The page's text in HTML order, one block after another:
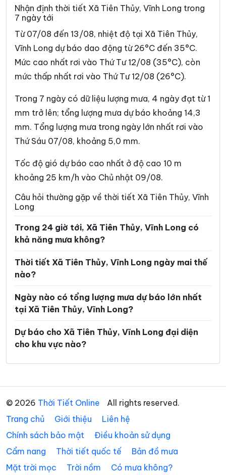
Xã Bình Đại Xã Bình Phú
Xã Bình Phước
Xã Cái Nhum Xã Càng Long
Xã Cầu Kè Xã Cầu Ngang
Xã Châu Hòa Xã Châu Hưng
Xã Châu Thành Xã Chợ Lách
Xã Đại An Xã Đại Điền
Xã Đôn Châu Xã Đông Hải
Xã Đồng Khởi Xã Giao Long
Xã Giồng Trôm Xã Hàm Giang
Xã Hiệp Mỹ Xã Hiếu Phụng
Xã Hòa Hiệp
Xã Hùng Hòa Xã Hưng Khánh Trung
Xã Hưng Mỹ
Xã Hương Mỹ Xã Lộc Thuận
Xã Long Hiệp Xã Long Hồ
Xã Long Hòa
Xã Lương Phú Xã Lưu Nghiệp Anh
Xã Mỏ Cày Xã Mỹ Chánh Hòa
Xã Mỹ Long Xã Mỹ Thuận
Xã Ngãi Tứ Xã Ngũ Lạc
Nhận định thời tiết Xã Tiên Thủy, Vĩnh Long trong
7 ngày tới
Từ 07/08 đến 13/08, nhiệt độ tại Xã Tiên Thủy,
Vĩnh Long dự báo dao động từ 26°C đến 35°C.
Mức cao nhất rơi vào Thứ Tư 12/08 (35°C), còn
mức thấp nhất rơi vào Thứ Tư 12/08 (26°C).
Trong 7 ngày có dữ liệu lượng mưa, 4 ngày đạt từ 1
mm trở lên; tổng lượng mưa dự báo khoảng 14,3
mm. Tổng lượng mưa trong ngày lớn nhất rơi vào
Thứ Sáu 07/08, khoảng 5,0 mm.
Tốc độ gió dự báo cao nhất ở độ cao 10 m
khoảng 25 km/h vào Chủ nhật 09/08.
Câu hỏi thường gặp về thời tiết Xã Tiên Thủy, Vĩnh
Long
Trong 24 giờ tới, Xã Tiên Thủy, Vĩnh Long có
khả năng mưa không?
Thời tiết Xã Tiên Thủy, Vĩnh Long ngày mai thế
nào?
Ngày nào có tổng lượng mưa dự báo lớn nhất
tại Xã Tiên Thủy, Vĩnh Long?
Dự báo cho Xã Tiên Thủy, Vĩnh Long đại diện
cho khu vực nào?
© 2026 Thời Tiết Online
All rights reserved.
Trang chủ
Giới thiệu
Liên hệ
Chính sách bảo mật
Điều khoản sử dụng
Cẩm nang
Thời tiết quốc tế
Bản đồ mưa
Mặt trời mọc
Trời nồm Có mưa không?